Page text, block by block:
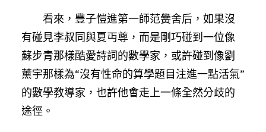
看來，豐子愷進第一師范黌舍后，如果沒
有碰見李叔同與夏丏尊，而是剛巧碰到一位像
蘇步青那樣酷愛詩詞的數學家，或許碰到像劉
薰宇那樣為“沒有性命的算學題目注進一點活氣”
的數學教導家，也許他會走上一條全然分歧的
途徑。